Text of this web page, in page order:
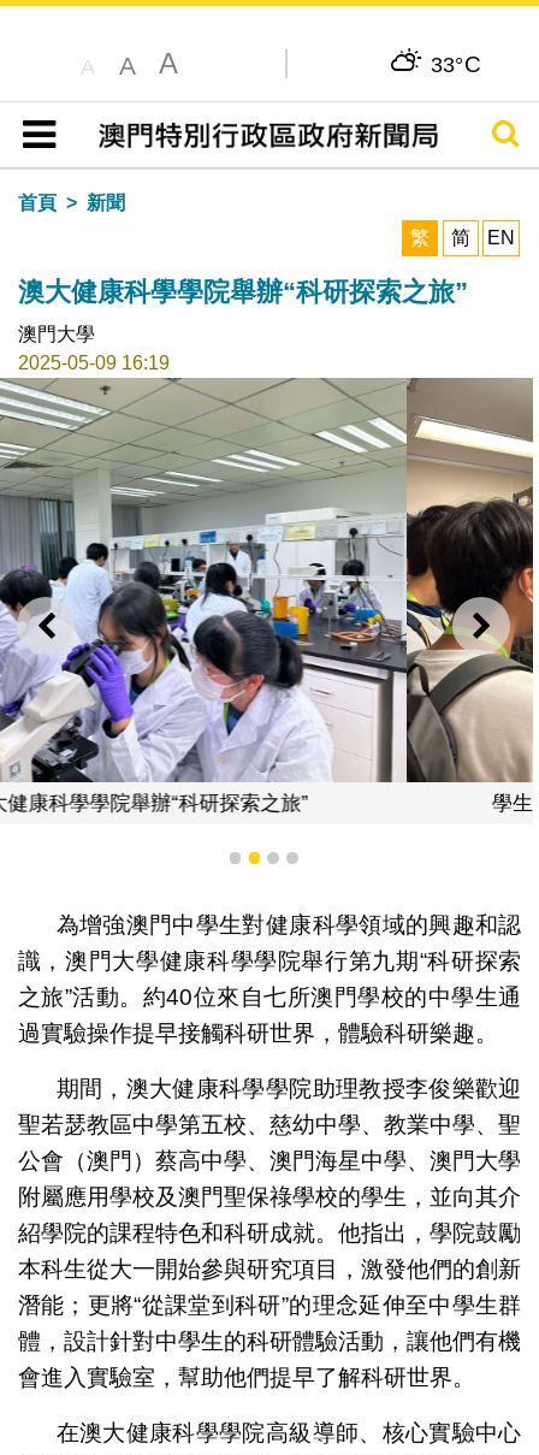
A A A 33°C
目錄
搜尋
首頁
新聞
繁
简 EN
澳大健康科學學院舉辦“科研探索之旅”
澳門大學
2025-05-09 16:19
上一則 下一
學生參觀澳大健康科學學院核心實驗中心
1 2 3 4
為增強澳門中學生對健康科學領域的興趣和認
識，澳門大學健康科學學院舉行第九期“科研探索
之旅”活動。約40位來自七所澳門學校的中學生通
過實驗操作提早接觸科研世界，體驗科研樂趣。
期間，澳大健康科學學院助理教授李俊樂歡迎
聖若瑟教區中學第五校、慈幼中學、教業中學、聖
公會（澳門）蔡高中學、澳門海星中學、澳門大學
附屬應用學校及澳門聖保祿學校的學生，並向其介
紹學院的課程特色和科研成就。他指出，學院鼓勵
本科生從大一開始參與研究項目，激發他們的創新
潛能；更將“從課堂到科研”的理念延伸至中學生群
體，設計針對中學生的科研體驗活動，讓他們有機
會進入實驗室，幫助他們提早了解科研世界。
在澳大健康科學學院高級導師、核心實驗中心